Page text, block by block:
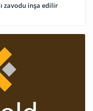
zavodu inşa edilir